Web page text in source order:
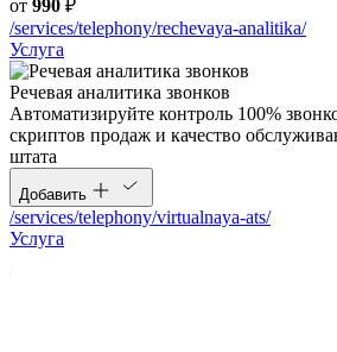
от 990 ₽
/services/telephony/rechevaya-analitika/
Услуга
Речевая аналитика звонков
Автоматизируйте контроль 100%
скриптов продаж и качество
штата
Добавить
/services/telephony/virtualnaya-ats/
Услуга